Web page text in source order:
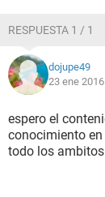
RESPUESTA 1 / 1
dojupe49
23 ene
espero el
conocimiento
todo los